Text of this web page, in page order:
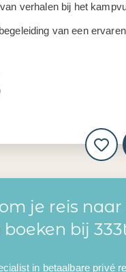
verhalen bij het
van een
je reis naar
bij
in betaalbare privé